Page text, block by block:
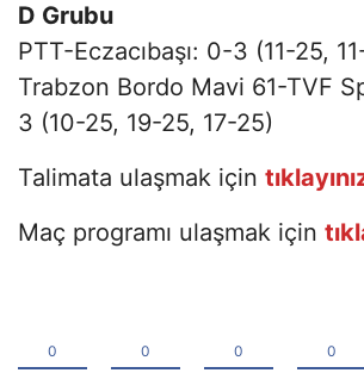
D Grubu
PTT-Eczacıbaşı: 0-3 (11-25,
Trabzon Bordo Mavi 61-TVF
3 (10-25, 19-25, 17-25)
Talimata ulaşmak için
Maç programı ulaşmak için